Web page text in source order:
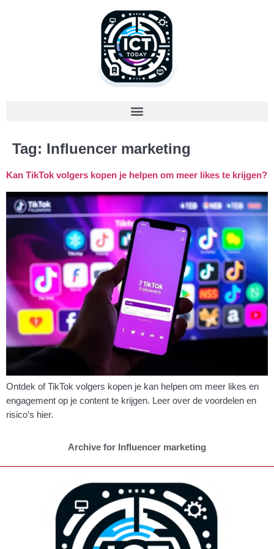
Tag: Influencer marketing
Kan TikTok volgers kopen je helpen om meer likes te krijgen?
Ontdek of TikTok volgers kopen je kan helpen om meer likes en
engagement op je content te krijgen. Leer over de voordelen en
risico’s hier.
Archive for Influencer marketing